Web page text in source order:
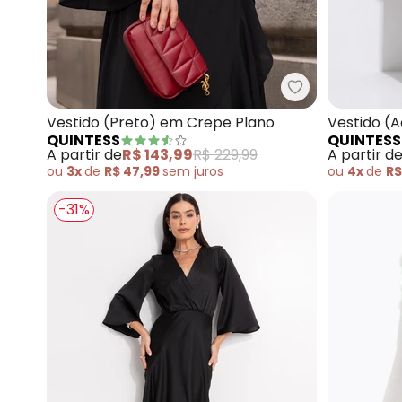
Quintess -
Vestido (Preto) em Crepe Plano
QUINTESS
A partir deR$ 143,99R$ 229,99
ou 3xde R$ 47,99sem juros
Vestido
Viscose
QUINTESS
A partir de
ou 4xde
-31%